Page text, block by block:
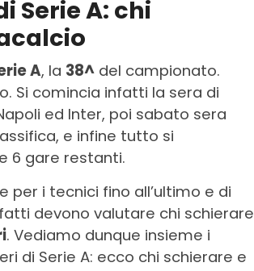
Serie A: chi
A, la 38^ del campionato.
Si comincia infatti la sera di
ed Inter, poi sabato sera
e infine tutto si
6 gare restanti.
per i tecnici fino all’ultimo e di
devono valutare chi schierare
. Vediamo dunque insieme i
di Serie A: ecco chi schierare e